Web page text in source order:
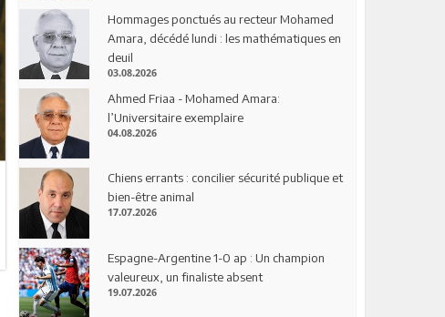
Hommages ponctués au recteur Mohamed
Amara, décédé lundi : les mathématiques en
deuil
03.08.2026
Ahmed Friaa - Mohamed Amara:
l’Universitaire exemplaire
04.08.2026
Chiens errants : concilier sécurité publique et
bien-être animal
17.07.2026
Espagne-Argentine 1-0 ap : Un champion
valeureux, un finaliste absent
19.07.2026